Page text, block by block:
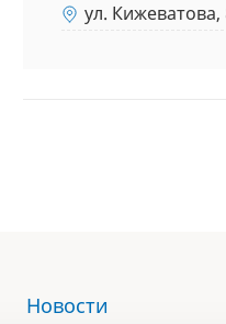
ул. Кижеватова,
Новости